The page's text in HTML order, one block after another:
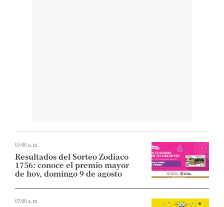
07:00 a.m.
Resultados del Sorteo Zodiaco
1756: conoce el premio mayor
de hoy, domingo 9 de agosto
07:00 a.m.